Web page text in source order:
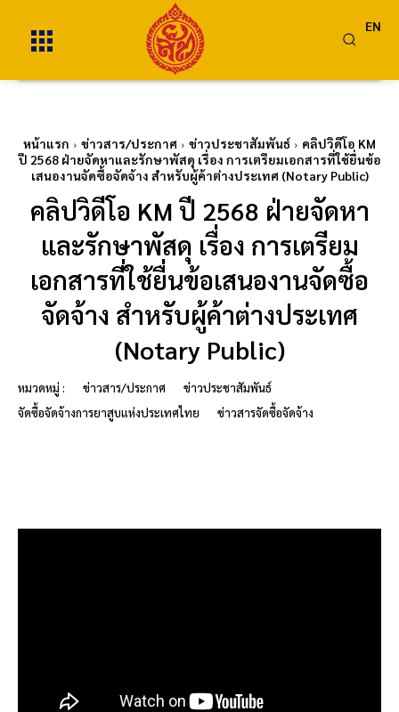
EN
หน้าแรก ข่าวสาร/ประกาศ ข่าวประชาสัมพันธ์
คลิปวิดีโอ KM
ปี 2568 ฝ่ายจัดหาและรักษาพัสดุ เรื่อง การเตรียมเอกสารที่ใช้ยื่นข้อ
เสนองานจัดซื้อจัดจ้าง สำหรับผู้ค้าต่างประเทศ (Notary Public)
คลิปวิดีโอ KM ปี 2568 ฝ่ายจัดหา
และรักษาพัสดุ เรื่อง การเตรียม
เอกสารที่ใช้ยื่นข้อเสนองานจัดซื้อ
จัดจ้าง สำหรับผู้ค้าต่างประเทศ
(Notary Public)
หมวดหมู่ : ข่าวสาร/ประกาศ
ข่าวประชาสัมพันธ์
จัดซื้อจัดจ้างการยาสูบแห่งประเทศไทย
ข่าวสารจัดซื้อจัดจ้าง